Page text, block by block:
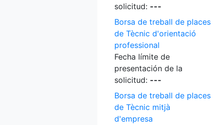
solicitud: ---
Borsa de treball de places
de Tècnic d'orientació
professional
Fecha límite de
presentación de la
solicitud: ---
Borsa de treball de places
de Tècnic mitjà
d'empresa